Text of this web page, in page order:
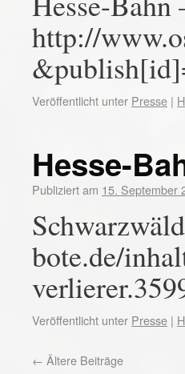
http://
Veröffentlicht unter Presse |
Hesse-
Publiziert am 15. September
bote.de/
Veröffentlicht unter Presse |
← Ältere Beiträge